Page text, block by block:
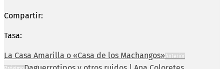
Compartir:
Tasa:
La Casa Amarilla o «Casa de los Machangos»Anterior